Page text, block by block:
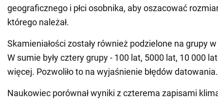
geograficznego i płci osobnika, aby oszacować
którego należał.
Skamieniałości zostały również podzielone na grupy
W sumie były cztery grupy - 100 lat, 5000 lat, 10 000
więcej. Pozwoliło to na wyjaśnienie błędów datowania.
Naukowiec porównał wyniki z czterema zapisami